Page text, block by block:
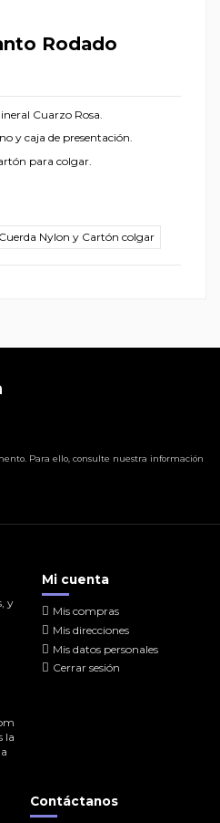
Rodado
Cuarzo Rosa.
y caja de presentación.
para colgar.
Cuerda Nylon y Cartón colgar
Para ello, consulte nuestra información
y
la
Mi cuenta
Mis compras
Mis direcciones
Mis datos personales
Cerrar sesión
Contáctanos